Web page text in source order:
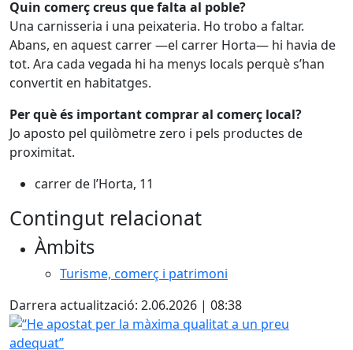
Quin comerç creus que falta al poble?
Una carnisseria i una peixateria. Ho trobo a faltar.
Abans, en aquest carrer —el carrer Horta— hi havia de
tot. Ara cada vegada hi ha menys locals perquè s’han
convertit en habitatges.
Per què és important comprar al comerç local?
Jo aposto pel quilòmetre zero i pels productes de
proximitat.
carrer de l’Horta, 11
Contingut relacionat
Àmbits
Turisme, comerç i patrimoni
Darrera actualització: 2.06.2026 | 08:38
“He apostat per la màxima qualitat a un preu adequat”